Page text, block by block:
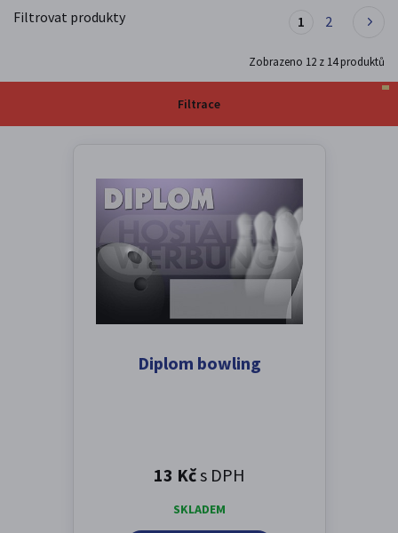
Filtrovat produkty 1 2
Zobrazeno 12 z 14produktů
Filtrace
Diplom bowling
13 Kčs DPH
SKLADEM